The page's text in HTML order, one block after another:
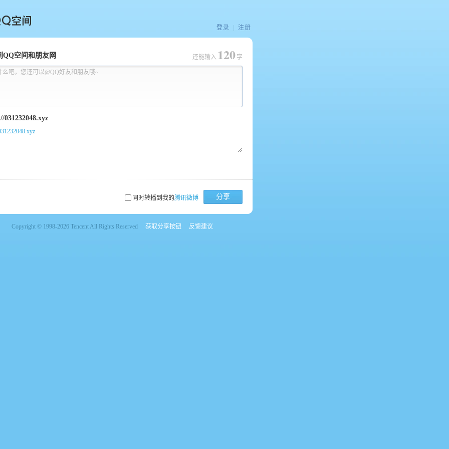
间
登录 注册
QQ空间和朋友网
么吧，您还可以@QQ好友和朋友哦~
还能输入 120 字
同时转播到我的腾讯微博 分享
Copyright © 1998-2026 Tencent All Rights Reserved 获取分享按钮 反馈建议